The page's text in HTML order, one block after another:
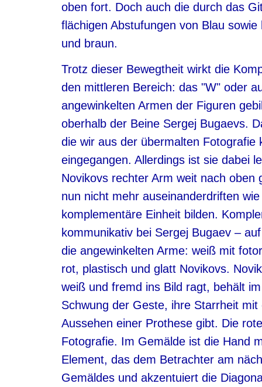
oben fort. Doch auch die durch das
flächigen Abstufungen von Blau
und braun.
Trotz dieser Bewegtheit wirkt die
den mittleren Bereich: das "W" oder
angewinkelten Armen der Figuren
oberhalb der Beine Sergej Bugaevs.
die wir aus der übermalten
eingegangen. Allerdings ist sie dabei
Novikovs rechter Arm weit nach
nun nicht mehr auseinanderdriften
komplementäre Einheit bilden.
kommunikativ bei Sergej Bugaev –
die angewinkelten Arme: weiß mit
rot, plastisch und glatt Novikovs.
weiß und fremd ins Bild ragt, behält
Schwung der Geste, ihre Starrheit
Aussehen einer Prothese gibt. Die
Fotografie. Im Gemälde ist die Hand
Element, das dem Betrachter am
Gemäldes und akzentuiert die